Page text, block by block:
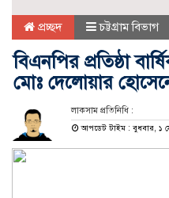
প্রচ্ছদ চট্টগ্রাম বিভাগ
বিএনপির প্রতিষ্ঠা
মোঃ দেলোয়ার
লাকসাম প্রতিনিধি :
আপডেট টাইম : বুধবার, ১